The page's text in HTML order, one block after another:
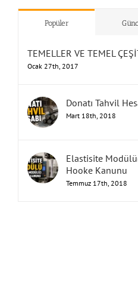
& ”Humbarahane”
Popüler
TEMELLER VE TEMEL
Ocak 27th, 2017
Donatı Tahvil
Mart 18th, 2018
Elastisite
Hooke Kanunu
Temmuz 17th, 2018